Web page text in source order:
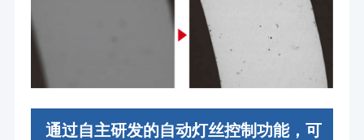
通过自主研发的自动灯丝控制功能，可